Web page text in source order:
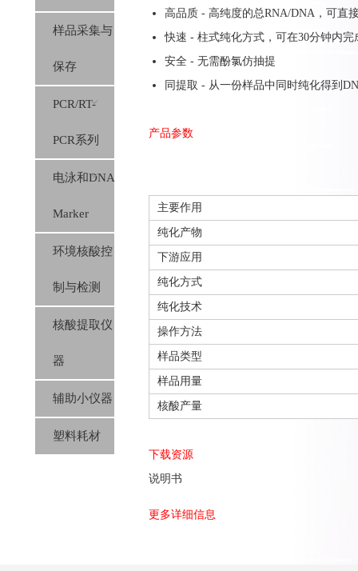
样品采集与
保存
PCR/RT-
PCR系列
电泳和DNA
Marker
环境核酸控
制与检测
核酸提取仪
器
辅助小仪器
塑料耗材
高品质 - 高纯度的总RNA/DNA，可直
快速 - 柱式纯化方式，可在30分钟内
安全 - 无需酚氯仿抽提
同提取 - 从一份样品中同时纯化得到
产品参数
主要作用
纯化产物
下游应用
纯化方式
纯化技术
操作方法
样品类型
样品用量
核酸产量
下载资源
说明书
更多详细信息